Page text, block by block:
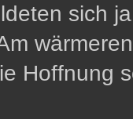
sich
Hoffnung